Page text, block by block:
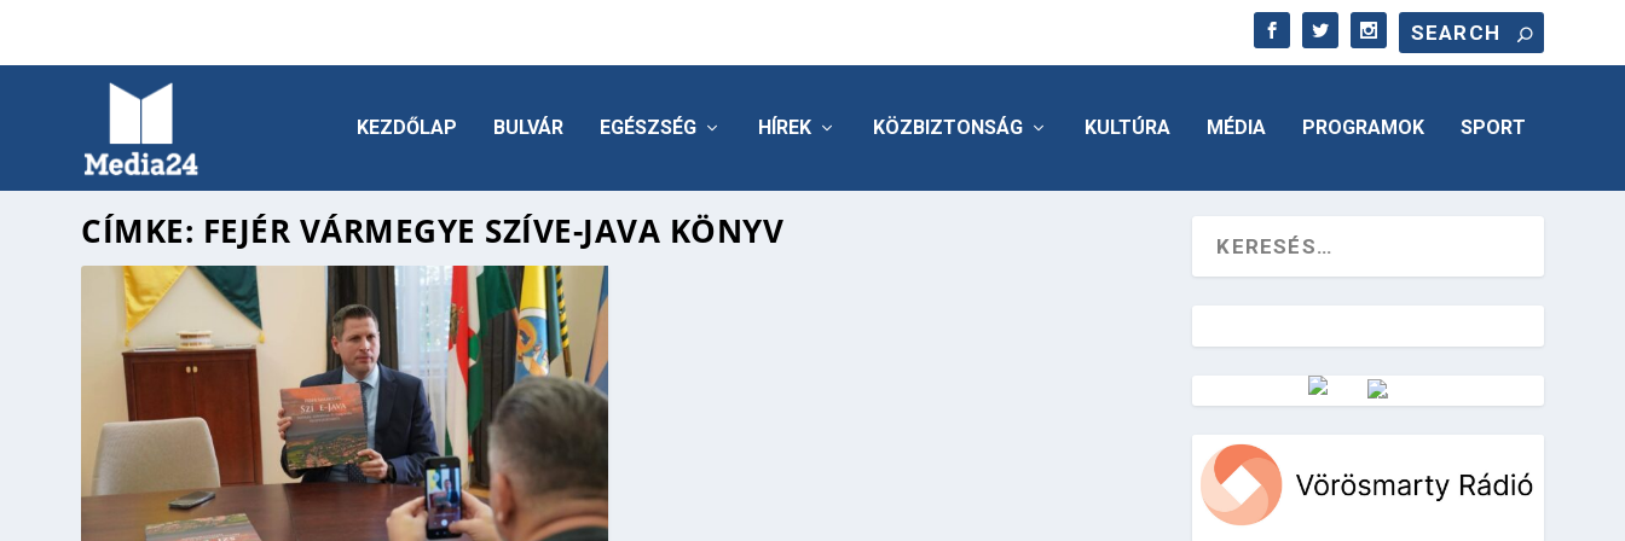
KEZDŐLAP BULVÁR EGÉSZSÉG HÍREK KÖZBIZTONSÁG KULTÚRA MÉDIA PROGRAMOK SPORT
CÍMKE: FEJÉR VÁRMEGYE SZÍVE-JAVA KÖNYV
Vörösmarty Rádió